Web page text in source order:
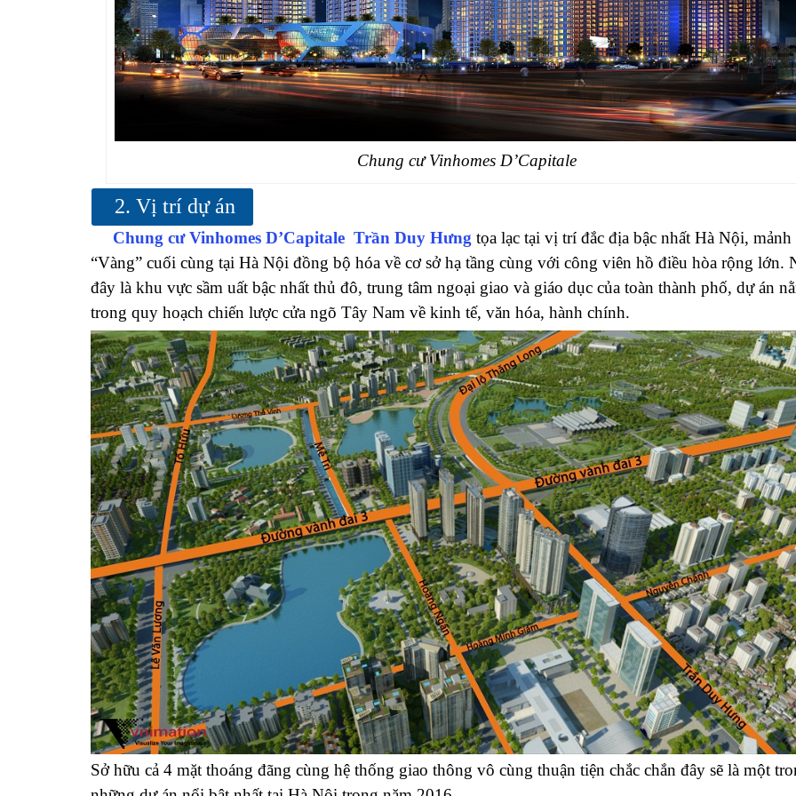
Chung cư Vinhomes D’Capitale
2. Vị trí dự án
Chung cư Vinhomes D’Capitale Trần Duy Hưng tọa lạc tại vị trí đắc địa bậc nhất Hà Nội, mảnh
“Vàng” cuối cùng tại Hà Nội đồng bộ hóa về cơ sở hạ tầng cùng với công viên hồ điều hòa rộng lớn.
đây là khu vực sầm uất bậc nhất thủ đô, trung tâm ngoại giao và giáo dục của toàn thành phố, dự án
trong quy hoạch chiến lược cửa ngõ Tây Nam về kinh tế, văn hóa, hành chính.
Sở hữu cả 4 mặt thoáng đãng cùng hệ thống giao thông vô cùng thuận tiện chắc chắn đây sẽ là một